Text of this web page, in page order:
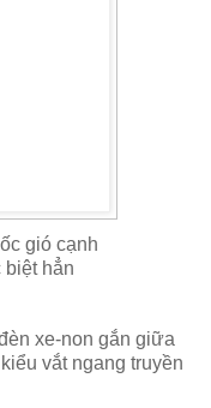
gió cạnh
biệt hẳn
xe-non gắn giữa
vắt ngang truyền